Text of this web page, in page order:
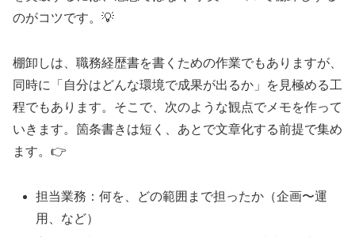
のがコツです。💡
棚卸しは、職務経歴書を書くための作業でもありますが、
同時に「自分はどんな環境で成果が出るか」を見極める工
程でもあります。そこで、次のような観点でメモを作って
いきます。箇条書きは短く、あとで文章化する前提で集め
ます。👉
担当業務：何を、どの範囲まで担ったか（企画〜運
用、など）